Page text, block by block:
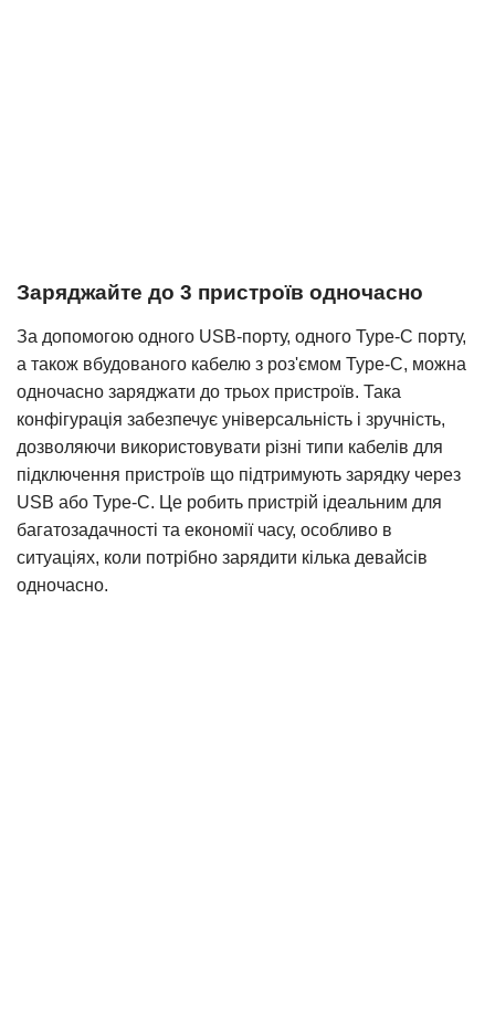
Заряджайте до 3 пристроїв одночасно
За допомогою одного USB-порту, одного Type-C порту,
а також вбудованого кабелю з роз'ємом Type-C, можна
одночасно заряджати до трьох пристроїв. Така
конфігурація забезпечує універсальність і зручність,
дозволяючи використовувати різні типи кабелів для
підключення пристроїв що підтримують зарядку через
USB або Type-C. Це робить пристрій ідеальним для
багатозадачності та економії часу, особливо в
ситуаціях, коли потрібно зарядити кілька девайсів
одночасно.